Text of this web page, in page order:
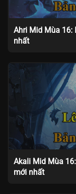
Ahri Mid Mùa 16:
nhất
Akali Mid Mùa
mới nhất